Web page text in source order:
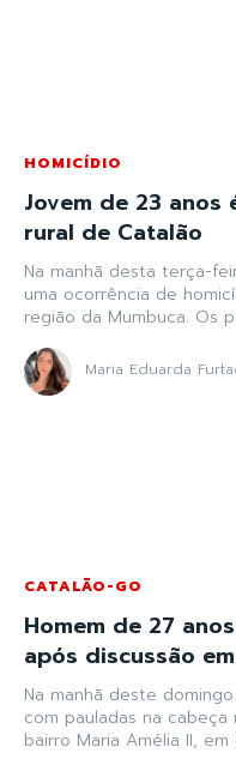
HOMICÍDIO
Jovem de 23
rural de Catalão
Na manhã desta terça-
uma ocorrência de
região da Mumbuca. Os
Maria Eduarda
CATALÃO-GO
Homem de 27
após discussão
Na manhã deste
com pauladas na cabeça
bairro Maria Amélia II, em